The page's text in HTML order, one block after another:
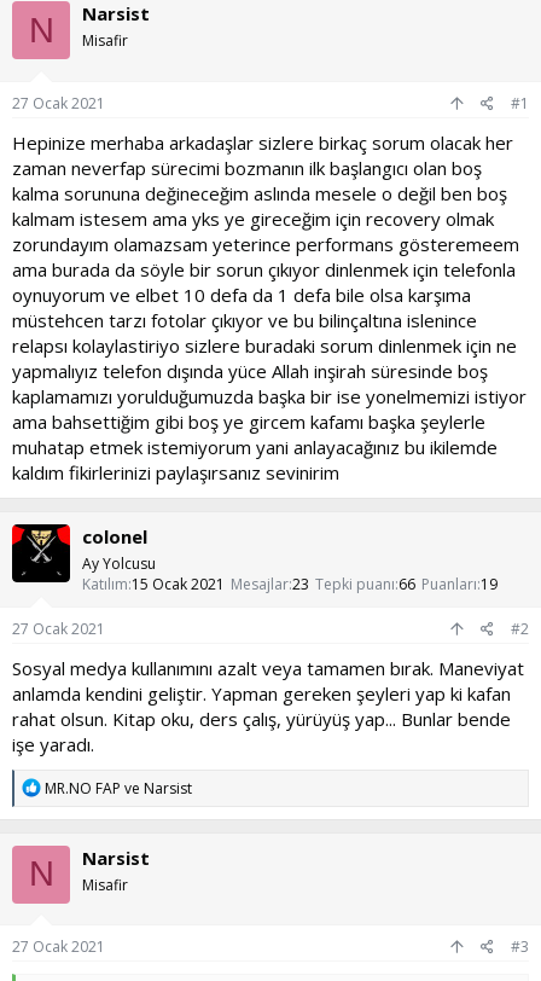
u
y
u
a
l
a
t
a
l
a
t
a
r
i
N Narsist
Misafir
27 Ocak 2021 #1
Hepinize merhaba arkadaşlar sizlere birkaç sorum olacak her
zaman neverfap sürecimi bozmanın ilk başlangıcı olan boş
kalma sorununa değineceğim aslında mesele o değil ben boş
kalmam istesem ama yks ye gireceğim için recovery olmak
zorundayım olamazsam yeterince performans gösteremeem
ama burada da söyle bir sorun çıkıyor dinlenmek için telefonla
oynuyorum ve elbet 10 defa da 1 defa bile olsa karşıma
müstehcen tarzı fotolar çıkıyor ve bu bilinçaltına islenince
relapsı kolaylastiriyo sizlere buradaki sorum dinlenmek için ne
yapmalıyız telefon dışında yüce Allah inşirah süresinde boş
kaplamamızı yorulduğumuzda başka bir ise yonelmemizi istiyor
ama bahsettiğim gibi boş ye gircem kafamı başka şeylerle
muhatap etmek istemiyorum yani anlayacağınız bu ikilemde
kaldım fikirlerinizi paylaşırsanız sevinirim
colonel
Ay Yolcusu
Katılım 15 Ocak 2021 Mesajlar23 Tepki puanı 66 Puanları 19
27 Ocak 2021 #2
Sosyal medya kullanımını azalt veya tamamen bırak. Maneviyat
anlamda kendini geliştir. Yapman gereken şeyleri yap ki kafan
rahat olsun. Kitap oku, ders çalış, yürüyüş yap... Bunlar bende
işe yaradı.
T
p
k
l
e
:
MR.NO FAP ve Narsist
N Narsist
Misafir
27 Ocak 2021 #3